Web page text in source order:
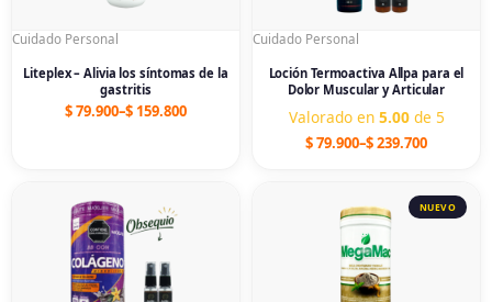
Cuidado Personal
Liteplex – Alivia los síntomas de la
gastritis
$79.900–$ 159.800
Cuidado Personal
Loción Termoactiva Allpa para el
Dolor Muscular y Articular
Valorado en 5.00de 5
$79.900–$239.700
range:
$ 89.900
through
$ 179.800
range:
$ 89.900
through
$ 179.800